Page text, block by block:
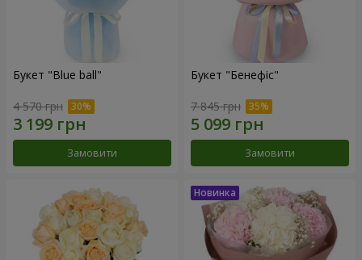
Букет "Blue ball"
4 570 грн
Замовити
Букет "Бенефіс"
7 845 грн
Замовити